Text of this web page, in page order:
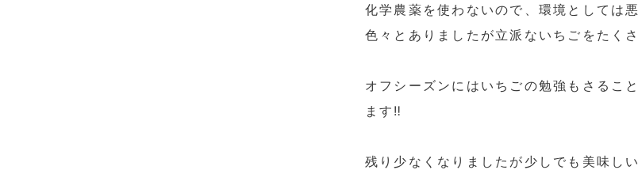
化学農薬を使わないので、環境としては
色々とありましたが立派ないちごをたく
オフシーズンにはいちごの勉強もさるこ
ます‼️
残り少なくなりましたが少しでも美味し